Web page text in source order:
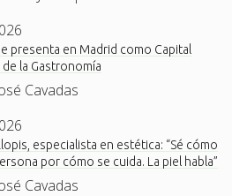
presenta en Madrid como Capital
la Gastronomía
Cavadas
especialista en estética: “Sé cómo
por cómo se cuida. La piel habla”
Cavadas